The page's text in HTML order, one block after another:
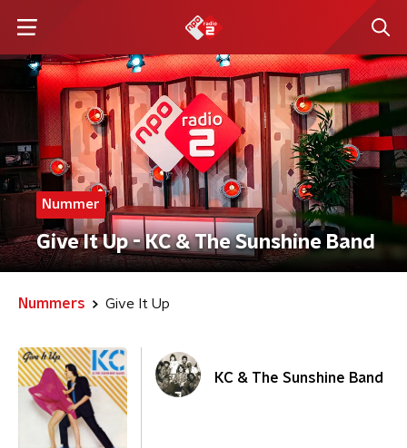
Nummer
Give It Up - KC & The Sunshine Band
Nummers Give It Up
KC & The Sunshine Band